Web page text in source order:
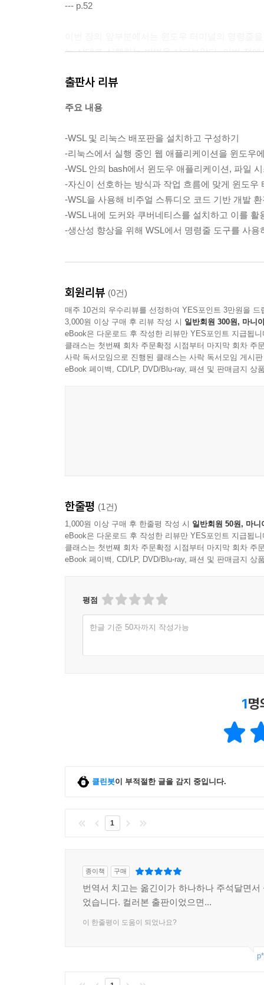
--- p.52
는 상태로 실행하는 방법을 살펴보았다. 이번 절
식이 자주 구성하는 방식일 때 이 기능이 유용하다.
경로는 모두 리눅스 경로이며, 파이썬 확장 프로
(https://docs.python.org/3/library/venv.html)을 선
환경들이 이 목록에도 표시된다.
--- p.162
이 명령을 실행해 나온 출력 내용에서 jq가
된 간단한 문자열을 반환하는 API와 상호 작용하
출판사 리뷰
주요 내용
-WSL 및 리눅스 배포판을 설치하고 구성하기
-리눅스에서 실행 중인 웹 애플리케이션을 윈도우
-WSL 안의 bash에서 윈도우 애플리케이션, 파일
-자신이 선호하는 방식과 작업 흐름에 맞게 윈도우
-WSL을 사용해 비주얼 스튜디오 코드 기반 개발
-WSL 내에 도커와 쿠버네티스를 설치하고 이를 활
-생산성 향상을 위해 WSL에서 명령줄 도구를 사
회원리뷰 (0건)
매주 10건의 우수리뷰를 선정하여 YES포인트 3만원을 드
3,000원 이상 구매 후 리뷰 작성 시 일반회원 300원, 마니
eBook은 다운로드 후 작성한 리뷰만 YES포인트 지급됩니
클래스는 첫번째 회차 주문확정 시점부터 마지막 회차 주
사락 독서모임으로 진행된 클래스는 사락 독서모임 게시
eBook 페이백, CD/LP, DVD/Blu-ray, 패션 및 판매금지 상
한줄평 (1건)
1,000원 이상 구매 후 한줄평 작성 시 일반회원 50원, 마니
eBook은 다운로드 후 작성한 리뷰만 YES포인트 지급됩니
클래스는 첫번째 회차 주문확정 시점부터 마지막 회차 주
eBook 페이백, CD/LP, DVD/Blu-ray, 패션 및 판매금지 상
평점
한글 기준 50자까지 작성가능
1명
클린봇이 부적절한 글을 감지 중입니다.
1
종이책 구매
번역서 치고는 옮긴이가 하나하나 주석달면서
었습니다. 컬러본 출판이었으면...
이 한줄평이 도움이 되었나요?